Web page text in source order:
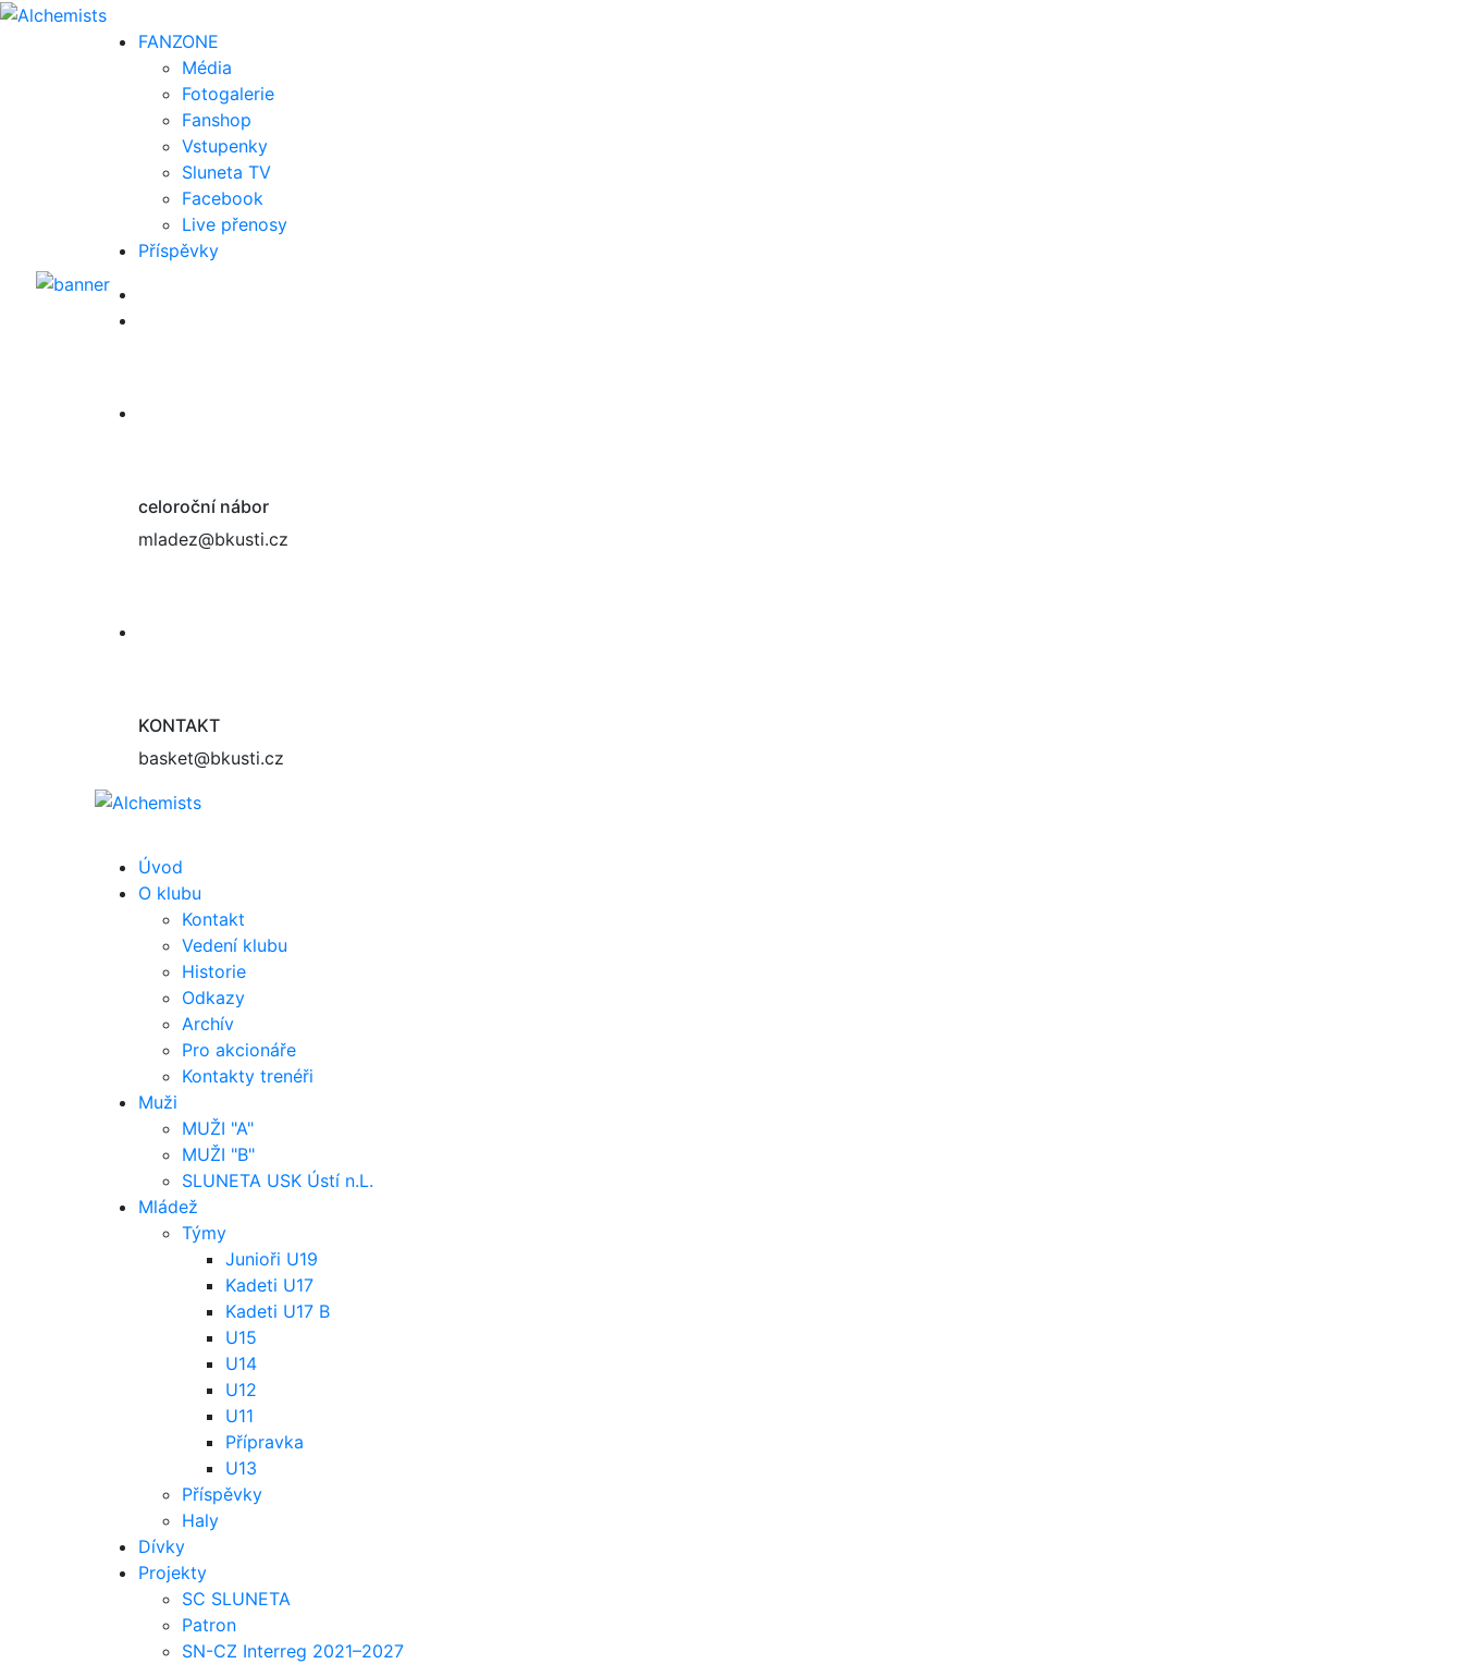
FANZONE
Média
Fotogalerie
Fanshop
Vstupenky
Sluneta TV
Facebook
Live přenosy
Příspěvky
celoroční nábor
mladez@bkusti.cz
KONTAKT
basket@bkusti.cz
Úvod
O klubu
Kontakt
Vedení klubu
Historie
Odkazy
Archív
Pro akcionáře
Kontakty trenéři
Muži
MUŽI "A"
MUŽI "B"
SLUNETA USK Ústí n.L.
Mládež
Týmy
Junioři U19
Kadeti U17
Kadeti U17 B
U15
U14
U12
U11
Přípravka
U13
Příspěvky
Haly
Dívky
Projekty
SC SLUNETA
Patron
SN-CZ Interreg 2021–2027